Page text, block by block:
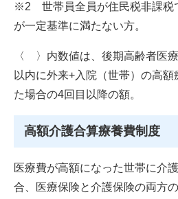
※2 世帯員全員が住民税非課税
が一定基準に満たない方。
〈 〉内数値は、後期高齢者医
以内に外来+入院（世帯）の高
た場合の4回目以降の額。
高額介護合算療養費制度
医療費が高額になった世帯に介
合、医療保険と介護保険の両方